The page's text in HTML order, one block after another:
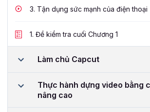
3. Tận dụng sức mạnh của điện thoại
1. Đề kiểm tra cuối Chương 1
Làm chủ Capcut
Thực hành dựng video bằng
nâng cao